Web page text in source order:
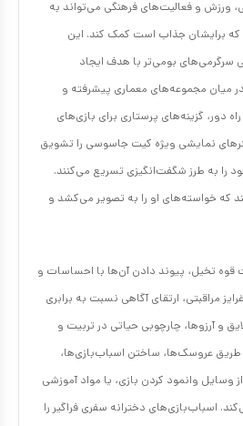
ورزش و فعالیت‌های فرهنگی می‌تواند به
برایشان جذاب است کمک کند. این
سرگرمی‌های بومی‌تر با هدف ایجاد
میان مجموعه‌های معماری پیشرفته و
دور، گزینه‌های پرستاری برای بازی‌های
نمایشی ویژه کیت جاسوسی را تشویق
را به طرز شگفت‌انگیزی تسریع می‌کنند.
که خواسته‌های او را به تصویر می‌کشد و
قوه تخیل، پیوند دادن آن‌ها با احساسات و
مراقبتی، ارتقای آگاهی نسبت به برابری
و آرزوها، چارچوبی حیاتی در تربیت و
طریق عروسک‌ها، ساختن اسباب‌بازی‌ها،
وسایل وانمود کردن بازی، یا مواد آموزشی
اسباب‌بازی‌های دخترانه سفری فراگیر را